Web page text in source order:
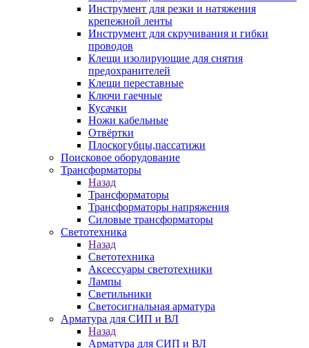
Инструмент для резки и натяжения
крепежной ленты
Инструмент для скручивания и гибки
проводов
Клещи изолирующие для снятия
предохранителей
Клещи переставные
Ключи гаечные
Кусачки
Ножи кабельные
Отвёртки
Плоскогубцы,пассатижи
Поисковое оборудование
Трансформаторы
Назад
Трансформаторы
Трансформаторы напряжения
Силовые трансформаторы
Светотехника
Назад
Светотехника
Аксессуары светотехники
Лампы
Светильники
Светосигнальная арматура
Арматура для СИП и ВЛ
Назад
Арматура для СИП и ВЛ